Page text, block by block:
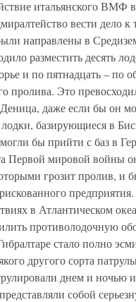
итальянского ВМФ
вести дело
направлены в
разместить десять
и по пятнадцать – по
пролива. Это
даже если бы он
базирующиеся в
бы прийти с баз в
Первой мировой войны
грозит пролив, и
в Атлантическом
противолодочную
стало полно
другого сорта
днем и ночью
собой